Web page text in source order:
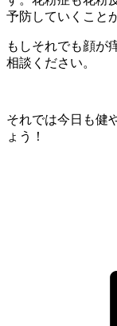
予防していくこと
もしそれでも顔が
相談ください。
それでは今日も健
ょう！